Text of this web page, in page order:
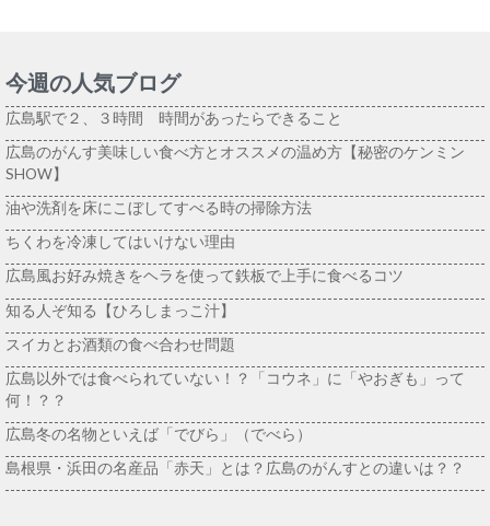
今週の人気ブログ
広島駅で２、３時間 時間があったらできること
広島のがんす美味しい食べ方とオススメの温め方【秘密のケンミン
SHOW】
油や洗剤を床にこぼしてすべる時の掃除方法
ちくわを冷凍してはいけない理由
広島風お好み焼きをヘラを使って鉄板で上手に食べるコツ
知る人ぞ知る【ひろしまっこ汁】
スイカとお酒類の食べ合わせ問題
広島以外では食べられていない！？「コウネ」に「やおぎも」って
何！？？
広島冬の名物といえば「でびら」（でべら）
島根県・浜田の名産品「赤天」とは？広島のがんすとの違いは？？